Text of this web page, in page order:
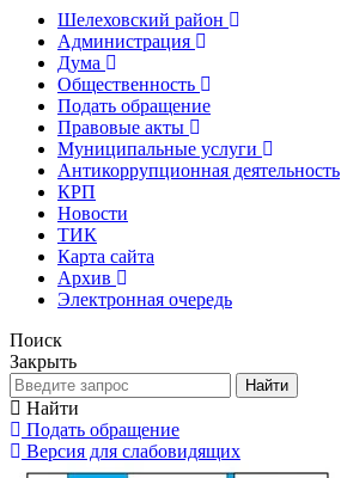
Шелеховский район
Администрация
Дума
Общественность
Подать обращение
Правовые акты
Муниципальные услуги
Антикоррупционная деятельность
КРП
Новости
ТИК
Карта сайта
Архив
Электронная очередь
Поиск
Закрыть
Найти
Найти
Подать обращение
Версия для слабовидящих